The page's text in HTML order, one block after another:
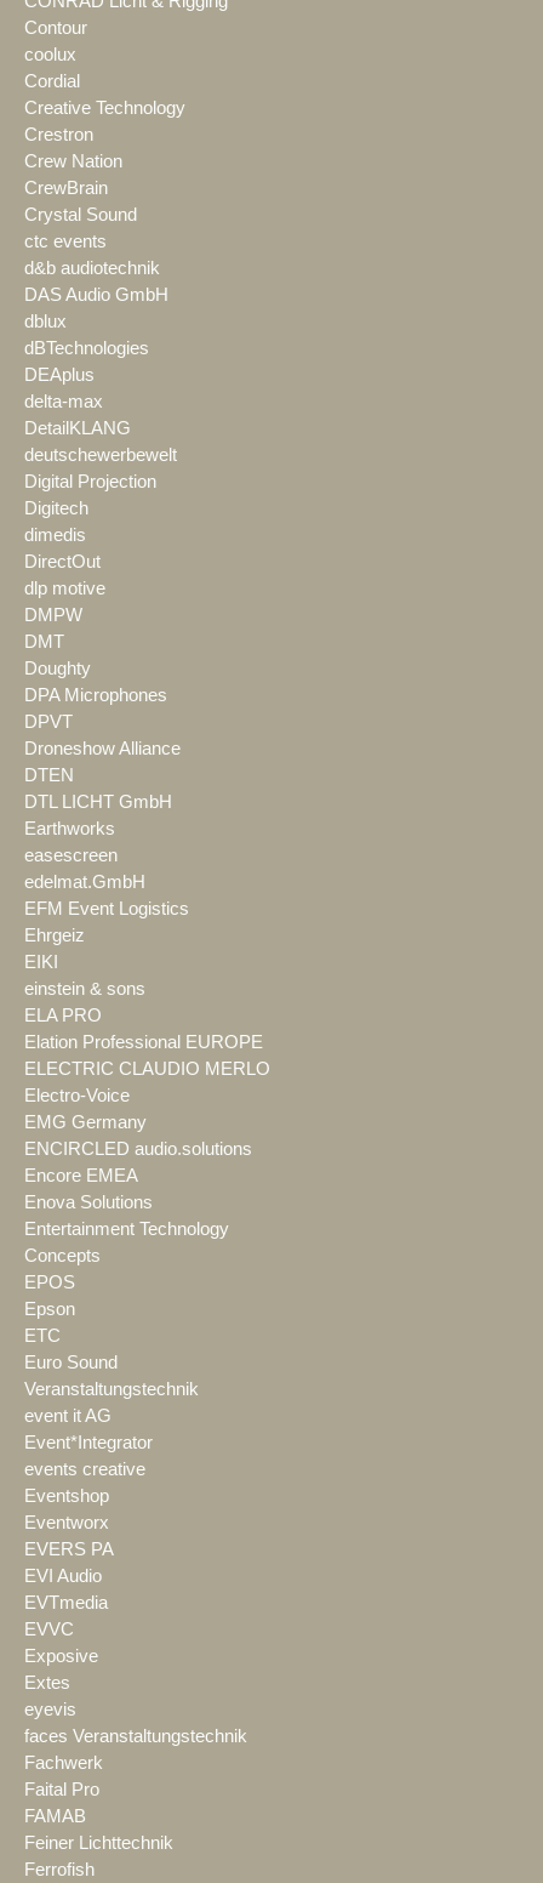
Contour
coolux
Cordial
Creative Technology
Crestron
Crew Nation
CrewBrain
Crystal Sound
ctc events
d&b audiotechnik
DAS Audio GmbH
dblux
dBTechnologies
DEAplus
delta-max
DetailKLANG
deutschewerbewelt
Digital Projection
Digitech
dimedis
DirectOut
dlp motive
DMPW
DMT
Doughty
DPA Microphones
DPVT
Droneshow Alliance
DTEN
DTL LICHT GmbH
Earthworks
easescreen
edelmat.GmbH
EFM Event Logistics
Ehrgeiz
EIKI
einstein & sons
ELA PRO
Elation Professional EUROPE
ELECTRIC CLAUDIO MERLO
Electro-Voice
EMG Germany
ENCIRCLED audio.solutions
Encore EMEA
Enova Solutions
Entertainment Technology
Concepts
EPOS
Epson
ETC
Euro Sound
Veranstaltungstechnik
event it AG
Event*Integrator
events creative
Eventshop
Eventworx
EVERS PA
EVI Audio
EVTmedia
EVVC
Exposive
Extes
eyevis
faces Veranstaltungstechnik
Fachwerk
Faital Pro
FAMAB
Feiner Lichttechnik
Ferrofish